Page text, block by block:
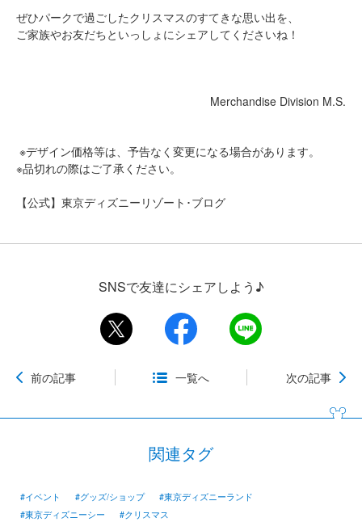
ぜひパークで過ごしたクリスマスのすてきな思い出を、
ご家族やお友だちといっしょにシェアしてくださいね！
Merchandise Division M.S.
※デザイン価格等は、予告なく変更になる場合があります。
※品切れの際はご了承ください。
【公式】東京ディズニーリゾート･ブログ
SNSで友達にシェアしよう♪
前の記事 一覧へ 次の記事
関連タグ
#イベント #グッズ/ショップ
#東京ディズニーランド
#東京ディズニーシー
#クリスマス